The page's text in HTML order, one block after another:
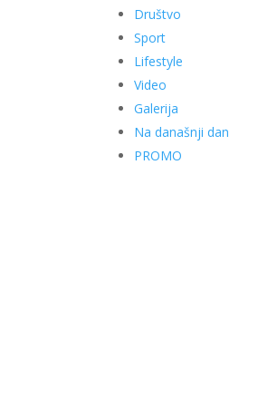
Društvo
Sport
Lifestyle
Video
Galerija
Na današnji dan
PROMO